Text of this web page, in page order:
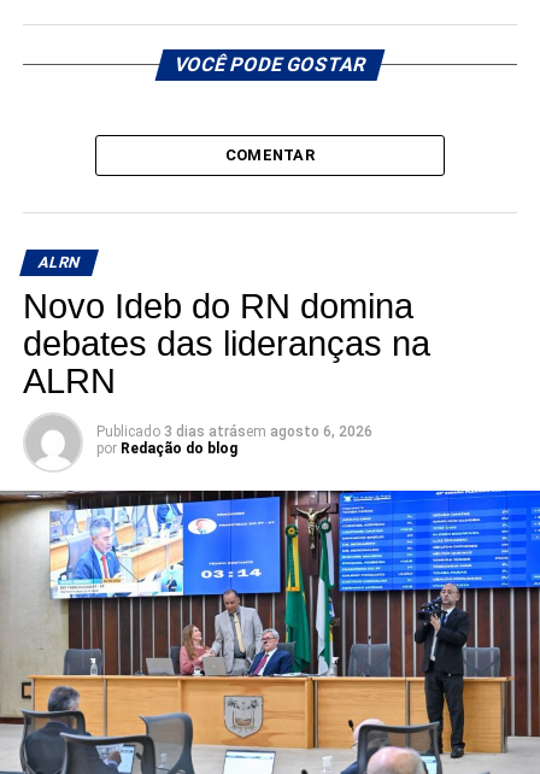
VOCÊ PODE GOSTAR
COMENTAR
ALRN
Novo Ideb do RN domina
debates das lideranças na
ALRN
Publicado 3 dias atrásem agosto 6, 2026
por Redação do blog